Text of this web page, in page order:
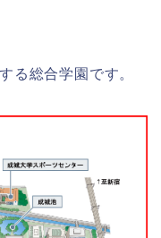
る総合学園です。